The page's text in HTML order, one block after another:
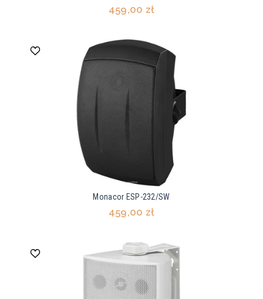
459,00 zł
Monacor ESP-232/SW
459,00 zł